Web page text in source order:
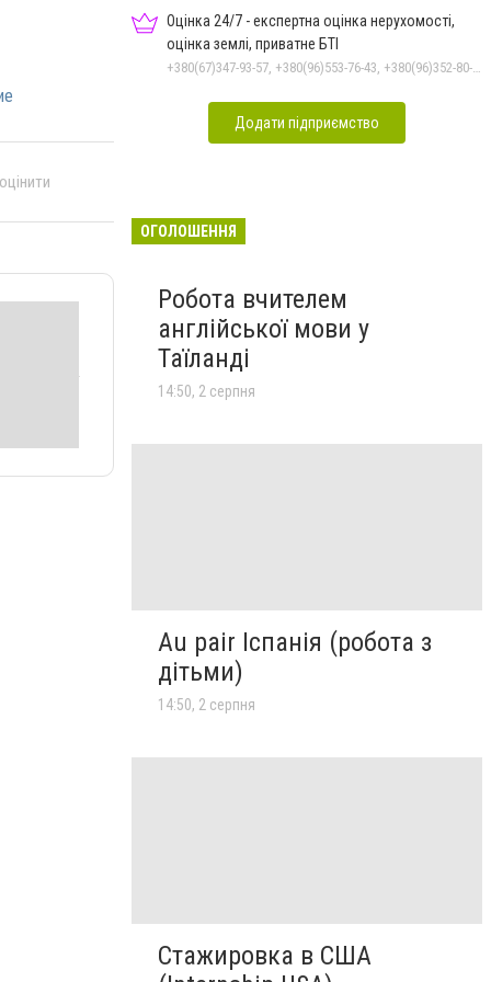
Оцінка 24/7 - експертна оцінка нерухомості,
оцінка землі, приватне БТІ
Додати підприємство
ОГОЛОШЕННЯ
Робота вчителем
англійської мови у
Таїланді
14:50, 2 серпня
Au pair Іспанія (робота з
дітьми)
14:50, 2 серпня
Стажировка в США